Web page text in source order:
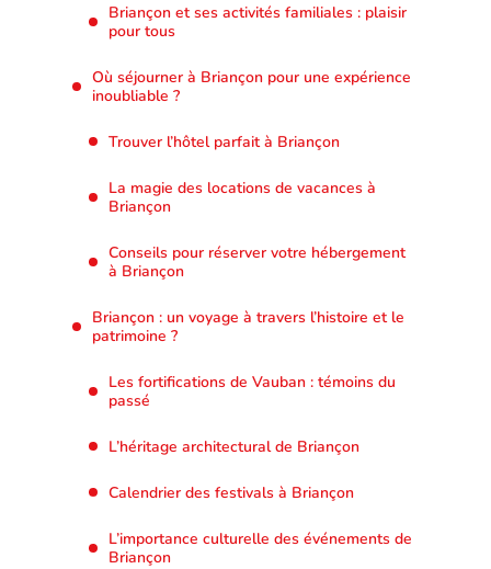
Briançon et ses activités familiales : plaisir
pour tous
Où séjourner à Briançon pour une expérience
inoubliable ?
Trouver l’hôtel parfait à Briançon
La magie des locations de vacances à
Briançon
Conseils pour réserver votre hébergement
à Briançon
Briançon : un voyage à travers l’histoire et le
patrimoine ?
Les fortifications de Vauban : témoins du
passé
L’héritage architectural de Briançon
Calendrier des festivals à Briançon
L’importance culturelle des événements de
Briançon